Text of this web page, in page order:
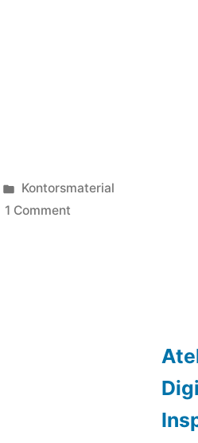
Posted
in
Kontorsmaterial
1 Comment